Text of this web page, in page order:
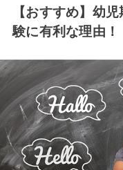
【おすすめ】幼
験に有利な理由！